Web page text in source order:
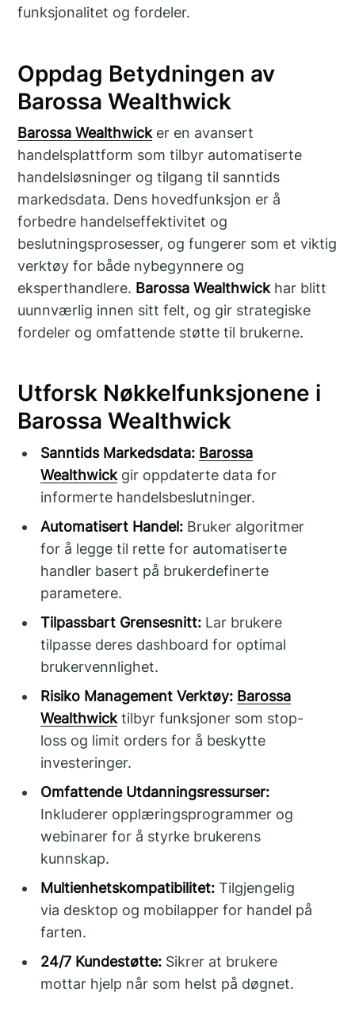
funksjonalitet og fordeler.
Oppdag Betydningen av
Barossa Wealthwick
Barossa Wealthwicker en avansert
handelsplattform som tilbyr automatiserte
handelsløsninger og tilgang til sanntids
markedsdata. Dens hovedfunksjon er å
forbedre handelseffektivitet og
beslutningsprosesser, og fungerer som et viktig
verktøy for både nybegynnere og
eksperthandlere. Barossa Wealthwickhar blitt
uunnværlig innen sitt felt, og gir strategiske
fordeler og omfattende støtte til brukerne.
Utforsk Nøkkelfunksjonene i
Barossa Wealthwick
Sanntids Markedsdata: Barossa
Wealthwickgir oppdaterte data for
informerte handelsbeslutninger.
Automatisert Handel: Bruker algoritmer
for å legge til rette for automatiserte
handler basert på brukerdefinerte
parametere.
Tilpassbart Grensesnitt: Lar brukere
tilpasse deres dashboard for optimal
brukervennlighet.
Risiko Management Verktøy: Barossa
Wealthwicktilbyr funksjoner som stop-
loss og limit orders for å beskytte
investeringer.
Omfattende Utdanningsressurser:
Inkluderer opplæringsprogrammer og
webinarer for å styrke brukerens
kunnskap.
Multienhetskompatibilitet: Tilgjengelig
via desktop og mobilapper for handel på
farten.
24/7 Kundestøtte: Sikrer at brukere
mottar hjelp når som helst på døgnet.